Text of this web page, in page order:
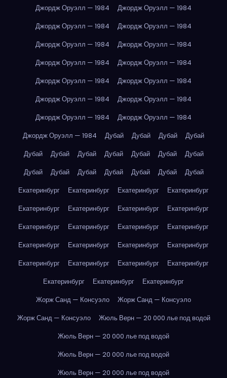
Джордж Оруэлл — 1984
Джордж Оруэлл — 1984
Джордж Оруэлл — 1984
Джордж Оруэлл — 1984
Джордж Оруэлл — 1984
Джордж Оруэлл — 1984
Джордж Оруэлл — 1984
Джордж Оруэлл — 1984
Джордж Оруэлл — 1984
Джордж Оруэлл — 1984
Джордж Оруэлл — 1984
Джордж Оруэлл — 1984
Джордж Оруэлл — 1984
Джордж Оруэлл — 1984
Джордж Оруэлл — 1984
Дубай Дубай Дубай
Дубай
Дубай
Дубай Дубай Дубай Дубай Дубай
Дубай
Дубай
Дубай Дубай Дубай Дубай Дубай
Дубай
Екатеринбург
Екатеринбург Екатеринбург
Екатеринбург
Екатеринбург
Екатеринбург Екатеринбург
Екатеринбург
Екатеринбург
Екатеринбург Екатеринбург
Екатеринбург
Екатеринбург
Екатеринбург Екатеринбург
Екатеринбург
Екатеринбург
Екатеринбург Екатеринбург
Екатеринбург
Екатеринбург
Екатеринбург
Екатеринбург
Жорж Санд — Консуэло
Жорж Санд — Консуэло
Жорж Санд — Консуэло
Жюль Верн — 20 000 лье под водой
Жюль Верн — 20 000 лье под водой
Жюль Верн — 20 000 лье под водой
Жюль Верн — 20 000 лье под водой